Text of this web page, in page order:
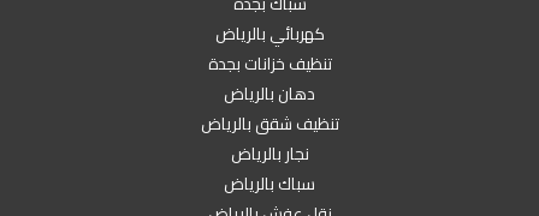
كهربائي بالرياض
تنظيف خزانات بجدة
دهان بالرياض
تنظيف شقق بالرياض
نجار بالرياض
سباك بالرياض